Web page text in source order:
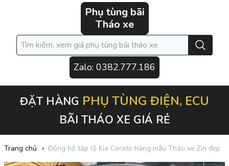
Phụ tùng bãi
Tháo xe
Zalo: 0382.777.186
ĐẶT HÀNGPHỤ TÙNG ĐIỆN, ECU
BÃI THÁO XE GIÁ RẺ
Trang chủ Đồng hồ táp lô Kia Cerato hàng mẫu Tháo xe Zin đẹp